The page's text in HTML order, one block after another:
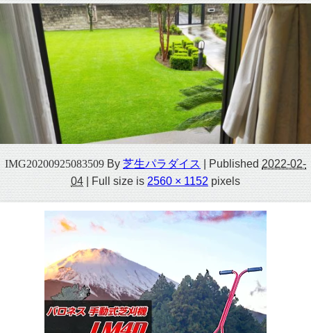
IMG20200925083509 By 芝生パラダイス | Published 2022-02-
04 | Full size is 2560 × 1152 pixels